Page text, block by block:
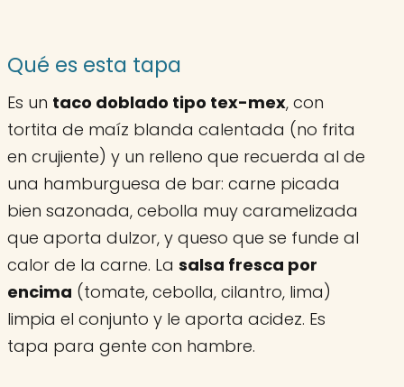
Qué es esta tapa
Es un taco doblado tipo tex-mex, con
tortita de maíz blanda calentada (no frita
en crujiente) y un relleno que recuerda al de
una hamburguesa de bar: carne picada
bien sazonada, cebolla muy caramelizada
que aporta dulzor, y queso que se funde al
calor de la carne. La salsa fresca por
encima (tomate, cebolla, cilantro, lima)
limpia el conjunto y le aporta acidez. Es
tapa para gente con hambre.